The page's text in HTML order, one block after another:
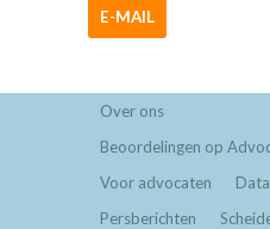
E-MAIL
Over ons
Beoordelingen op
Voor advocaten
Persberichten